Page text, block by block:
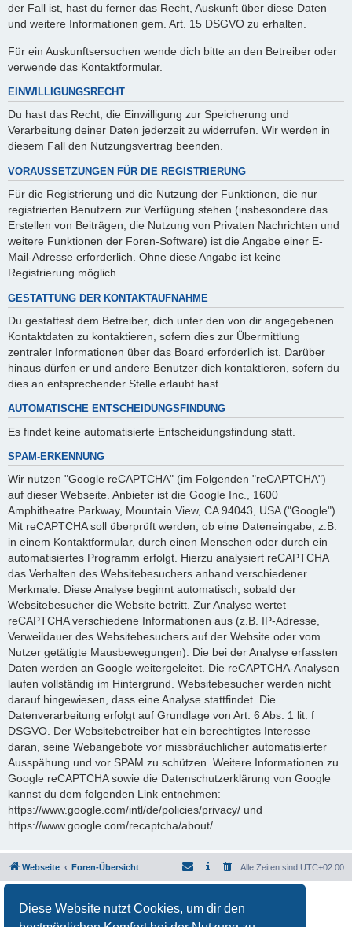
Diese Website nutzt Cookies, um dir den
der Fall ist, hast du ferner das Recht, Auskunft über diese Daten
und weitere Informationen gem. Art. 15 DSGVO zu erhalten.
Für ein Auskunftsersuchen wende dich bitte an den Betreiber oder
verwende das Kontaktformular.
EINWILLIGUNGSRECHT
Du hast das Recht, die Einwilligung zur Speicherung und
Verarbeitung deiner Daten jederzeit zu widerrufen. Wir werden in
diesem Fall den Nutzungsvertrag beenden.
VORAUSSETZUNGEN FÜR DIE REGISTRIERUNG
Für die Registrierung und die Nutzung der Funktionen, die nur
registrierten Benutzern zur Verfügung stehen (insbesondere das
Erstellen von Beiträgen, die Nutzung von Privaten Nachrichten und
weitere Funktionen der Foren-Software) ist die Angabe einer E-
Mail-Adresse erforderlich. Ohne diese Angabe ist keine
Registrierung möglich.
GESTATTUNG DER KONTAKTAUFNAHME
Du gestattest dem Betreiber, dich unter den von dir angegebenen
Kontaktdaten zu kontaktieren, sofern dies zur Übermittlung
zentraler Informationen über das Board erforderlich ist. Darüber
hinaus dürfen er und andere Benutzer dich kontaktieren, sofern du
dies an entsprechender Stelle erlaubt hast.
AUTOMATISCHE ENTSCHEIDUNGSFINDUNG
Es findet keine automatisierte Entscheidungsfindung statt.
SPAM-ERKENNUNG
Wir nutzen "Google reCAPTCHA" (im Folgenden "reCAPTCHA")
auf dieser Webseite. Anbieter ist die Google Inc., 1600
Amphitheatre Parkway, Mountain View, CA 94043, USA ("Google").
Mit reCAPTCHA soll überprüft werden, ob eine Dateneingabe, z.B.
in einem Kontaktformular, durch einen Menschen oder durch ein
automatisiertes Programm erfolgt. Hierzu analysiert reCAPTCHA
das Verhalten des Websitebesuchers anhand verschiedener
Merkmale. Diese Analyse beginnt automatisch, sobald der
Websitebesucher die Website betritt. Zur Analyse wertet
reCAPTCHA verschiedene Informationen aus (z.B. IP-Adresse,
Verweildauer des Websitebesuchers auf der Website oder vom
Nutzer getätigte Mausbewegungen). Die bei der Analyse erfassten
Daten werden an Google weitergeleitet. Die reCAPTCHA-Analysen
laufen vollständig im Hintergrund. Websitebesucher werden nicht
darauf hingewiesen, dass eine Analyse stattfindet. Die
Datenverarbeitung erfolgt auf Grundlage von Art. 6 Abs. 1 lit. f
DSGVO. Der Websitebetreiber hat ein berechtigtes Interesse
daran, seine Webangebote vor missbräuchlicher automatisierter
Ausspähung und vor SPAM zu schützen. Weitere Informationen zu
Google reCAPTCHA sowie die Datenschutzerklärung von Google
kannst du dem folgenden Link entnehmen:
https://www.google.com/intl/de/policies/privacy/ und
https://www.google.com/recaptcha/about/.
Webseite Foren-Übersicht Alle Zeiten sind UTC+02:00
Deutsche Übersetzung durchphpBB.de
Datenschutz|Nutzungsbedingungen